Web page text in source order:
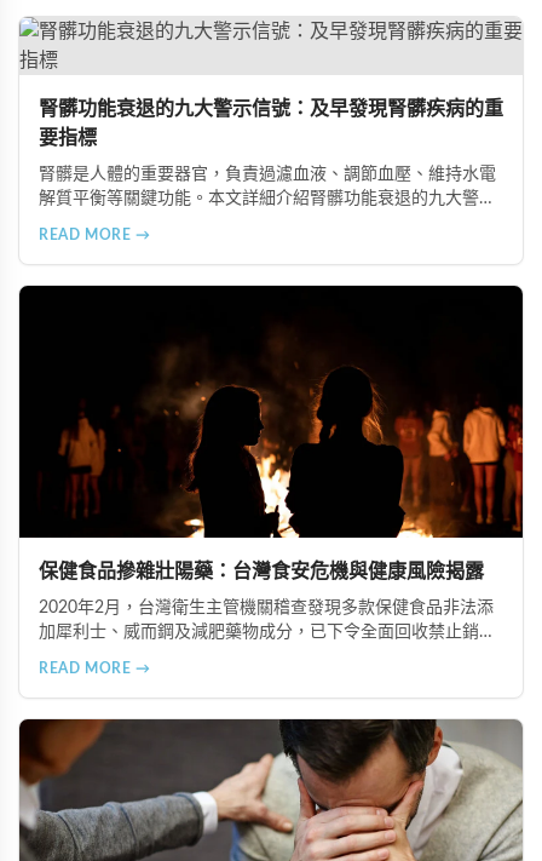
腎髒功能衰退的九大警示信號：及早發現腎髒疾病的重
要指標
腎髒是人體的重要器官，負責過濾血液、調節血壓、維持水電
解質平衡等關鍵功能。本文詳細介紹腎髒功能衰退的九大警示
READ MORE →
保健食品摻雜壯陽藥：台灣食安危機與健康風險揭露
2020年2月，台灣衛生主管機關稽查發現多款保健食品非法添
加犀利士、威而鋼及減肥藥物成分，已下令全面回收禁止銷
READ MORE →